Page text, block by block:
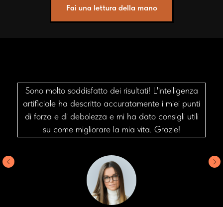
Fai una lettura della mano
Sono molto soddisfatto dei risultati! L'intelligenza
artificiale ha descritto accuratamente i miei punti
di forza e di debolezza e mi ha dato consigli utili
su come migliorare la mia vita. Grazie!